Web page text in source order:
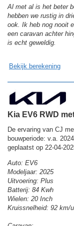
Al met al is het beter
hebben we rustig in
ook. Ik heb nog nooit
een caravan achter
is echt geweldig.
Bekijk berekening
Kia EV6 RWD
De ervaring van CJ
bouwperiode: v.a.
geplaatst op 22-04-
Auto: EV6
Modeljaar: 2025
Uitvoering: Plus
Batterij: 84 Kwh
Wielen: 20 Inch
Kruissnelheid: 92 km/u